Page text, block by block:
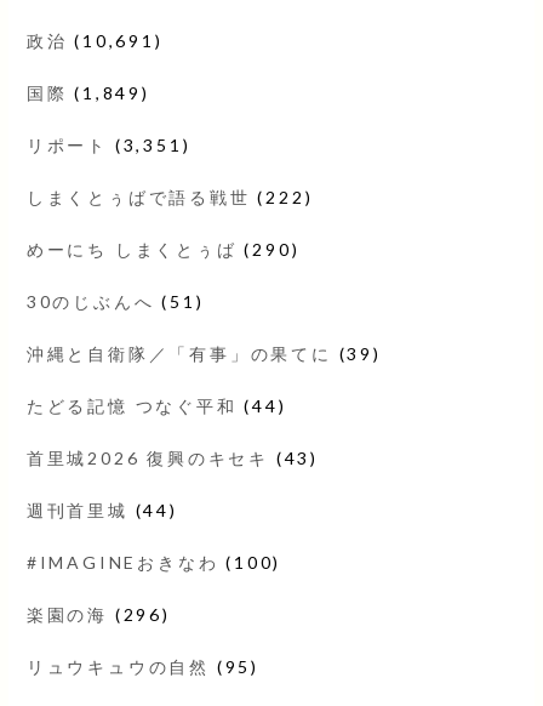
政治 (10,691)
国際 (1,849)
リポート (3,351)
しまくとぅばで語る戦世 (222)
めーにち しまくとぅば (290)
30のじぶんへ (51)
沖縄と自衛隊／「有事」の果てに (39)
たどる記憶 つなぐ平和 (44)
首里城2026 復興のキセキ (43)
週刊首里城 (44)
#IMAGINEおきなわ (100)
楽園の海 (296)
リュウキュウの自然 (95)